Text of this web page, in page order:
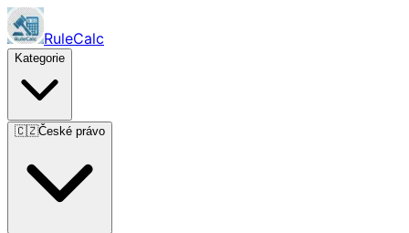
RuleCalc
Kategorie
🇨🇿České právo